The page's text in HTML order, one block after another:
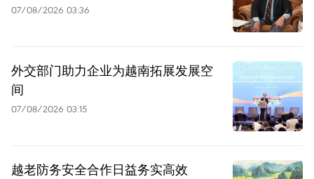
07/08/2026 03:36
外交部门助力企业为越南拓展发展空
间
07/08/2026 03:15
越老防务安全合作日益务实高效